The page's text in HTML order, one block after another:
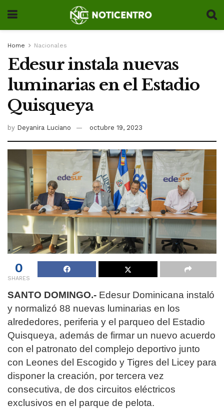
Home Nacionales
Edesur instala nuevas
luminarias en el Estadio
Quisqueya
by Deyanira Luciano octubre 19, 2023
0
SHARES
SANTO DOMINGO.- Edesur Dominicana instaló
y normalizó 88 nuevas luminarias en los
alrededores, periferia y el parqueo del Estadio
Quisqueya, además de firmar un nuevo acuerdo
con el patronato del complejo deportivo junto
con Leones del Escogido y Tigres del Licey para
disponer la creación, por tercera vez
consecutiva, de dos circuitos eléctricos
exclusivos en el parque de pelota.